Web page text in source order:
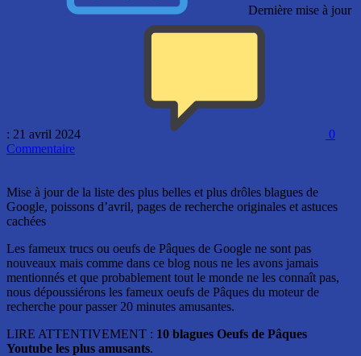
Dernière mise à jour
: 21 avril 2024
0
Commentaire
Mise à jour de la liste des plus belles et plus drôles blagues de
Google, poissons d’avril, pages de recherche originales et astuces
cachées
Les fameux trucs ou oeufs de Pâques de Google ne sont pas
nouveaux mais comme dans ce blog nous ne les avons jamais
mentionnés et que probablement tout le monde ne les connaît pas,
nous dépoussiérons les fameux oeufs de Pâques du moteur de
recherche pour passer 20 minutes amusantes.
LIRE ATTENTIVEMENT : 10 blagues Oeufs de Pâques
Youtube les plus amusants.